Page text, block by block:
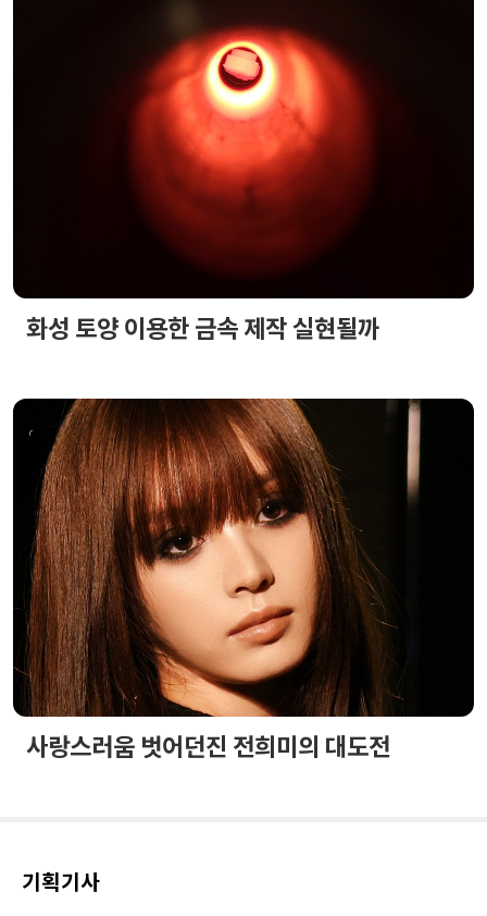
화성 토양 이용한 금속 제작 실현될까
사랑스러움 벗어던진 전희미의 대도전
기획기사